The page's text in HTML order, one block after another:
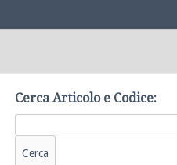
Cerca Articolo e Codice: